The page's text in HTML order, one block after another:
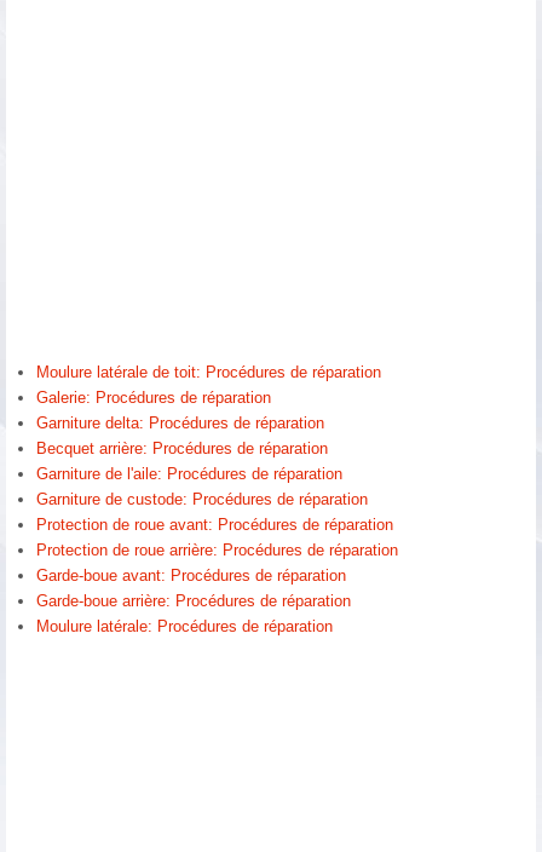
Moulure latérale de toit: Procédures de réparation
Galerie: Procédures de réparation
Garniture delta: Procédures de réparation
Becquet arrière: Procédures de réparation
Garniture de l'aile: Procédures de réparation
Garniture de custode: Procédures de réparation
Protection de roue avant: Procédures de réparation
Protection de roue arrière: Procédures de réparation
Garde-boue avant: Procédures de réparation
Garde-boue arrière: Procédures de réparation
Moulure latérale: Procédures de réparation